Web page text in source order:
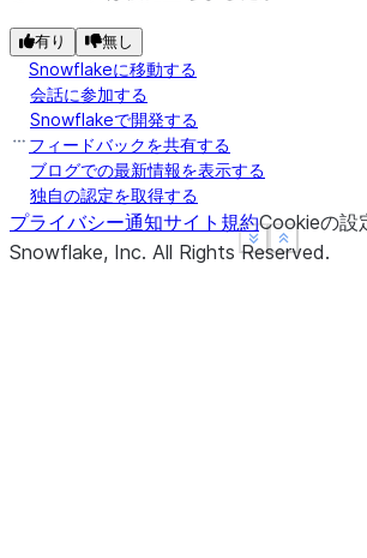
Show less
See more
Show less
See more
有り 無し
Snowflakeに移動する
会話に参加する
Snowflakeで開発する
フィードバックを共有する
ブログでの最新情報を表示する
独自の認定を取得する
プライバシー通知サイト規約Cookieの設
Snowflake, Inc. All Rights Reserved.